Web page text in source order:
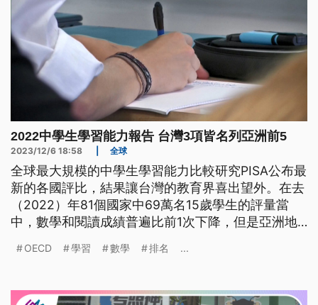
2022中學生學習能力報告 台灣3項皆名列亞洲前5
2023/12/6 18:58 全球
全球最大規模的中學生學習能力比較研究PISA公布最
新的各國評比，結果讓台灣的教育界喜出望外。在去
（2022）年81個國家中69萬名15歲學生的評量當
中，數學和閱讀成績普遍比前1次下降，但是亞洲地
前茅，台灣也都擠進了前5名。
OECD 學習 數學 排名 ...